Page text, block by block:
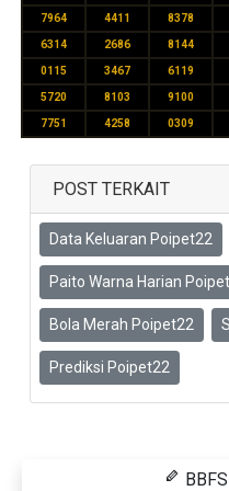
7964 4411 8378
6314 2686 8144
0115 3467 6119
5720 8103 9100
7751 4258 0309
POST TERKAIT
Data Keluaran Poipet22
Paito Warna Harian
Bola Merah Poipet22
Prediksi Poipet22